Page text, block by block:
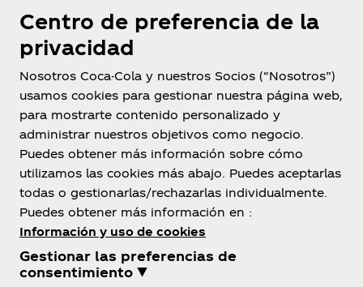
Argentina
Sobre Nosotros
Centro de preferencia de la
privacidad
Nosotros Coca-Cola y nuestros Socios (“Nosotros”)
usamos cookies para gestionar nuestra página web,
para mostrarte contenido personalizado y
administrar nuestros objetivos como negocio.
Puedes obtener más información sobre cómo
utilizamos las cookies más abajo. Puedes aceptarlas
todas o gestionarlas/rechazarlas individualmente.
Puedes obtener más información en :
Información y uso de cookies
Gestionar las preferencias de
consentimiento ▼